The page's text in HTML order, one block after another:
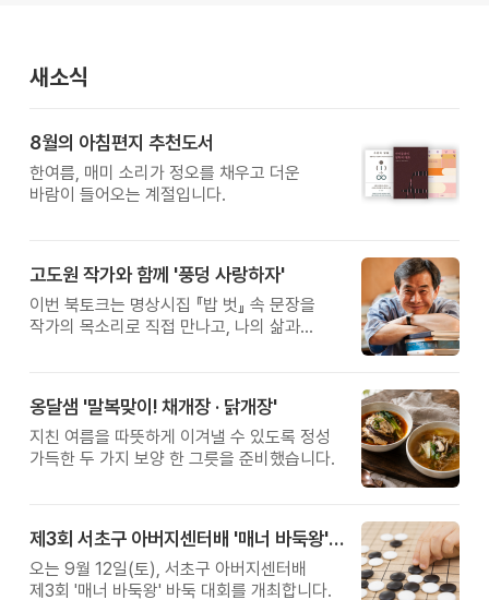
새소식
8월의 아침편지 추천도서
한여름, 매미 소리가 정오를 채우고 더운
바람이 들어오는 계절입니다.
고도원 작가와 함께 '풍덩 사랑하자'
이번 북토크는 명상시집 『밥 벗』 속 문장을
작가의 목소리로 직접 만나고, 나의 삶과
옹달샘 '말복맞이! 채개장 · 닭개장'
지친 여름을 따뜻하게 이겨낼 수 있도록 정성
가득한 두 가지 보양 한 그릇을 준비했습니다.
제3회 서초구 아버지센터배 '매너 바둑왕' 대회
오는 9월 12일(토), 서초구 아버지센터배
제3회 '매너 바둑왕' 바둑 대회를 개최합니다.